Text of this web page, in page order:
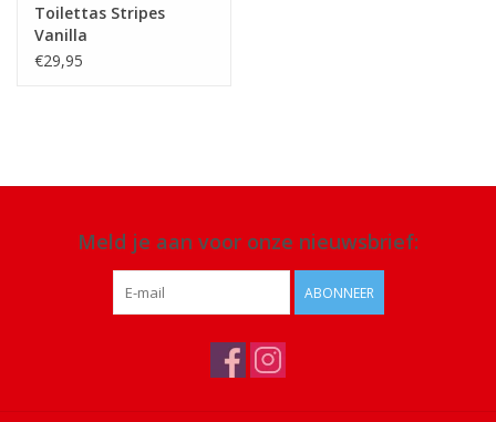
Toilettas Stripes
Vanilla
€29,95
Meld je aan voor onze nieuwsbrief:
ABONNEER